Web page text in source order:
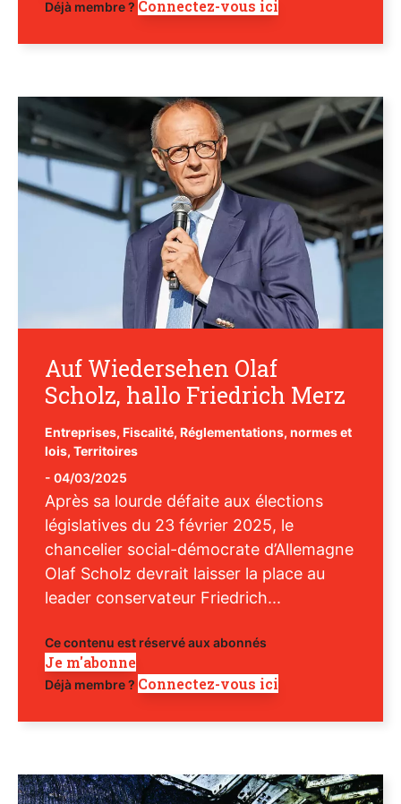
Déjà membre ? Connectez-vous ici
Auf Wiedersehen Olaf
Scholz, hallo Friedrich Merz
Entreprises, Fiscalité, Réglementations, normes et
lois, Territoires
- 04/03/2025
Après sa lourde défaite aux élections
législatives du 23 février 2025, le
chancelier social-démocrate d’Allemagne
Olaf Scholz devrait laisser la place au
leader conservateur Friedrich...
Ce contenu est réservé aux abonnés
Je m'abonne
Déjà membre ? Connectez-vous ici